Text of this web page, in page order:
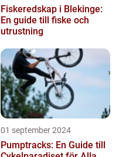
Fiskeredskap i Blekinge:
En guide till fiske och
utrustning
01 september 2024
Pumptracks: En Guide till